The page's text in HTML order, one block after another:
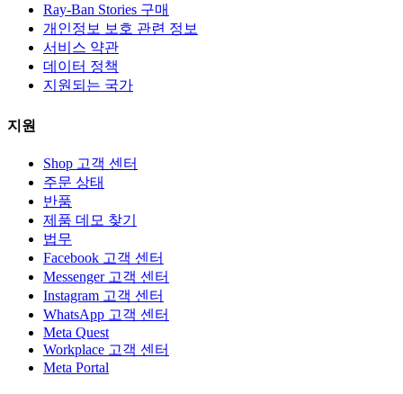
Ray-Ban Stories 구매
개인정보 보호 관련 정보
서비스 약관
데이터 정책
지원되는 국가
지원
Shop 고객 센터
주문 상태
반품
제품 데모 찾기
법무
Facebook 고객 센터
Messenger 고객 센터
Instagram 고객 센터
WhatsApp 고객 센터
Meta Quest
Workplace 고객 센터
Meta Portal